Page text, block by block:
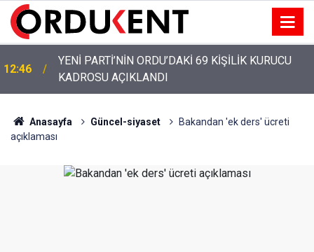
12:22
YENİ PARTİ ALTINORDU’DA KURUCU YÖNETİMİNİ
AÇIKLADI
Anasayfa Güncel-siyaset
Bakandan 'ek ders' ücreti
açıklaması